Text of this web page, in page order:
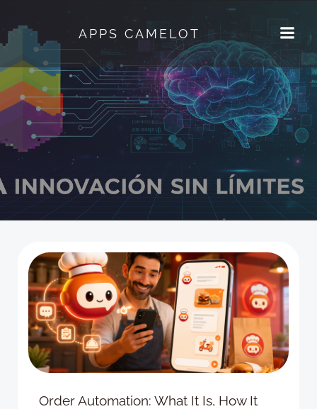
contenido
APPS CAMELOT
Order Automation: What It Is, How It